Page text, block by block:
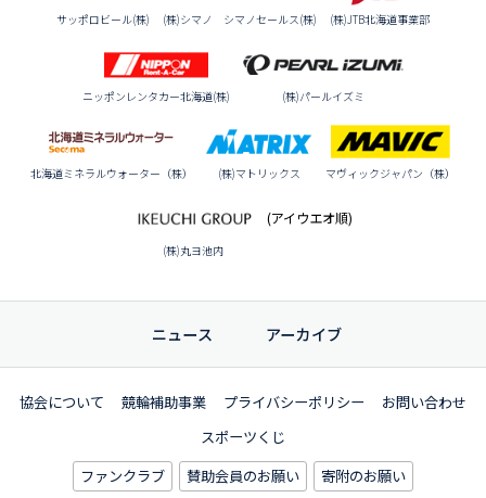
サッポロビール(株) (株)シマノ シマノセールス(株) (株)JTB北海道事業部
ニッポンレンタカー北海道(株) (株)パールイズミ
北海道ミネラルウォーター（株） (株)マトリックス マヴィックジャパン（株）
(株)丸ヨ池内
(アイウエオ順)
ニュース アーカイブ
協会について 競輪補助事業 プライバシーポリシー
お問い合わせ
スポーツくじ
ファンクラブ
賛助会員のお願い 寄附のお願い